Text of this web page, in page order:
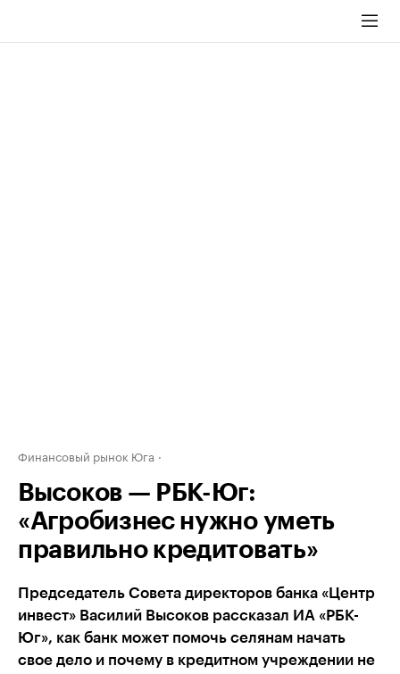
Финансовый рынок Юга
Высоков — РБК-Юг:
«Агробизнес нужно уметь
правильно кредитовать»
Председатель Совета директоров банка «Центр
инвест» Василий Высоков рассказал ИА «РБК-
Юг», как банк может помочь селянам начать
свое дело и почему в кредитном учреждении не